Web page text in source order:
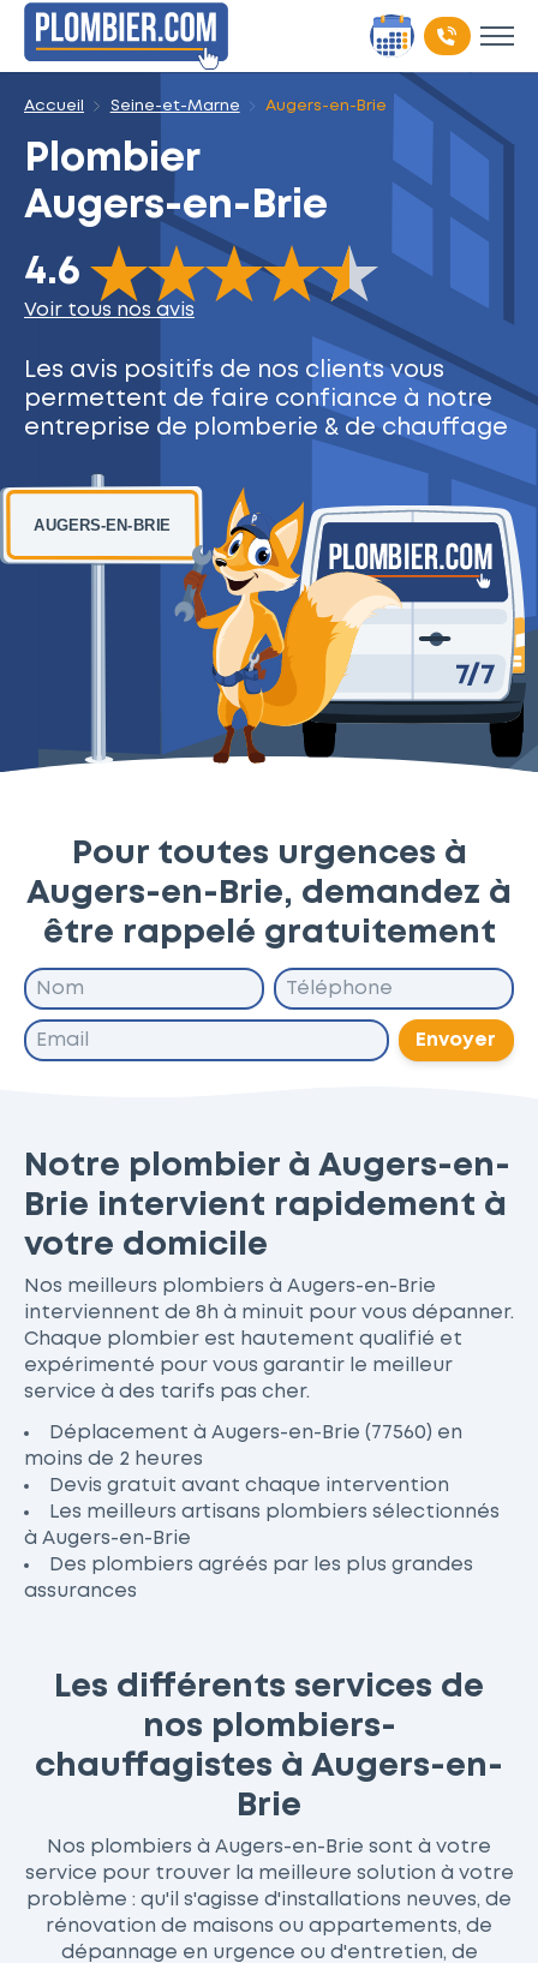
Accueil Seine-et-Marne Augers-en-Brie
Plombier
Augers-en-Brie
4.6
The rating of this product is 4.6out of 5
Voir tous nos avis
Les avis positifs de nos clientsvous
permettent de faire confiance à notre
entreprise de plomberie & de chauffage
AUGERS-EN-BRIE
Pour toutes urgences à
Augers-en-Brie, demandez à
être rappelé gratuitement
Envoyer
Notre plombier à Augers-en-
Brie intervient rapidement à
votre domicile
Nos meilleurs plombiers à Augers-en-Brie
interviennent de 8h à minuit pour vous dépanner.
Chaque plombier est hautement qualifié et
expérimenté pour vous garantir le meilleur
service à des tarifs pas cher.
Déplacement à Augers-en-Brie (77560) en
moins de 2 heures
Devis gratuit avant chaque intervention
Les meilleurs artisans plombiers sélectionnés
à Augers-en-Brie
Des plombiers agréés par les plus grandes
assurances
Les différents services de
nos plombiers-
chauffagistes à Augers-en-
Brie
Nos plombiers à Augers-en-Brie sont à votre
service pour trouver la meilleure solution à votre
problème : qu'il s'agisse d'installations neuves, de
rénovation de maisons ou appartements, de
dépannage en urgence ou d'entretien, de